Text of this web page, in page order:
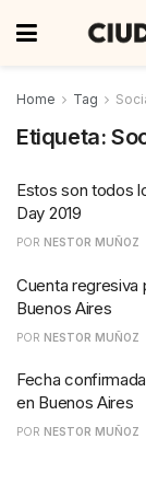
Home Tag
Etiqueta:
Estos son todos
Day 2019
POR NESTOR MUÑOZ
Cuenta regresiva
Buenos Aires
POR NESTOR MUÑOZ
Fecha
en Buenos Aires
POR NESTOR MUÑOZ